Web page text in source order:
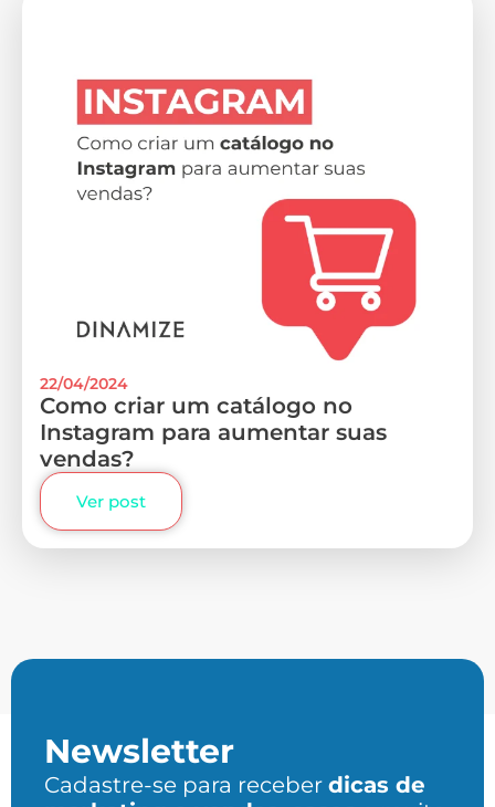
22/04/2024
Como criar um catálogo no
Instagram para aumentar suas
vendas?
Ver post
Newsletter
Cadastre-se para receber dicas de